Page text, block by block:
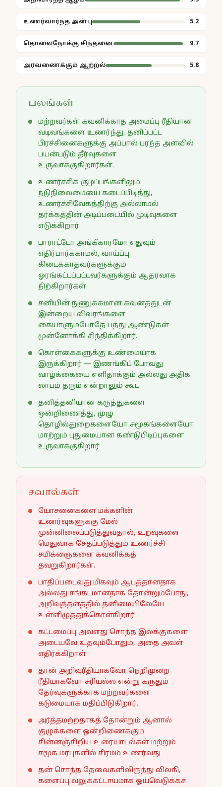
உணர்வார்ந்த அன்பு 5.2
தொலைநோக்கு சிந்தனை 9.7
அரவணைக்கும் ஆற்றல் 5.8
பலங்கள்
மற்றவர்கள் கவனிக்காத அமைப்பு ரீதியான
வடிவங்களை உணர்ந்து, தனிப்பட்ட
பிரச்சினைகளுக்கு அப்பால் பரந்த அளவில்
பயன்படும் தீர்வுகளை
உருவாக்குகிறார்கள்.
உணர்ச்சிக் குழப்பங்களிலும்
நடுநிலைமையை கடைப்பிடித்து,
உணர்ச்சிவேகத்திற்கு அல்லாமல்
தர்க்கத்தின் அடிப்படையில் முடிவுகளை
எடுக்கிறார்.
பாராட்டோ அங்கீகாரமோ எதுவும்
எதிர்பார்க்காமல், வாய்ப்பு
கிடைக்காதவர்களுக்கும்
ஓரங்கட்டப்பட்டவர்களுக்கும் ஆதரவாக
நிற்கிறார்கள்.
சனியின் நுணுக்கமான கவனத்துடன்
இன்றைய விவரங்களை
கையாளும்போதே பத்து ஆண்டுகள்
முன்னோக்கி சிந்திக்கிறார்.
கொள்கைகளுக்கு உண்மையாக
இருக்கிறார் — இணங்கிப் போவது
வாழ்க்கையை எளிதாக்கும் அல்லது அதிக
லாபம் தரும் என்றாலும் கூட
தனித்தனியான கருத்துகளை
ஒன்றிணைத்து, முழு
தொழில்துறைகளையோ சமூகங்களையோ
மாற்றும் புதுமையான கண்டுபிடிப்புகளை
உருவாக்குகிறார்
சவால்கள்
யோசனைகளை மக்களின்
உணர்வுகளுக்கு மேல்
முன்னிலைப்படுத்துவதால், உறவுகளை
மெதுவாக சேதப்படுத்தும் உணர்ச்சி
சமிக்ஞைகளை கவனிக்கத்
தவறுகிறார்கள்.
பாதிப்படைவது மிகவும் ஆபத்தானதாக
அல்லது சங்கடமானதாக தோன்றும்போது,
அறிவுத்தளத்தில் தனிமையிலேயே
உள்ளிழுத்துக்கொள்கிறார்
கட்டமைப்பு அவளது சொந்த இலக்குகளை
அடையவே உதவும்போதும், அதை அவள்
எதிர்க்கிறாள்
தான் அறிவுரீதியாகவோ நெறிமுறை
ரீதியாகவோ சரியல்ல என்று கருதும்
தேர்வுகளுக்காக மற்றவர்களை
கடுமையாக மதிப்பிடுகிறார்.
அர்த்தமற்றதாகத் தோன்றும் ஆனால்
குழுக்களை ஒன்றிணைக்கும்
சின்னஞ்சிறிய உரையாடல்கள் மற்றும்
சமூக மரபுகளில் சிரமம் உணர்வது
தன் சொந்த தேவைகளிலிருந்து விலகி,
களைப்பு வலுக்கட்டாயமாக ஓய்வெடுக்கச்